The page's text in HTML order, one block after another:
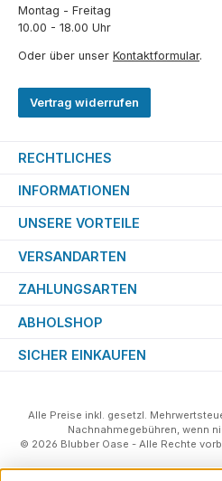
Montag - Freitag
10.00 - 18.00 Uhr
Oder über unser Kontaktformular.
Vertrag widerrufen
RECHTLICHES
INFORMATIONEN
UNSERE VORTEILE
VERSANDARTEN
ZAHLUNGSARTEN
ABHOLSHOP
SICHER EINKAUFEN
Alle Preise inkl. gesetzl.
Nachnahmegebühren, wenn
© 2026 Blubber Oase - Alle Rechte